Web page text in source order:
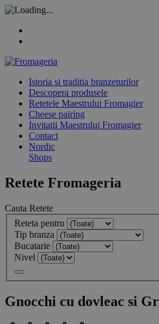
Istoria si traditia branzeturilor
Descopera produsele
Retetele Maestrului Fromagier
Cheese pairing
Invitatii Maestrului Fromagier
Contact
Nordic
Shops
Retete Fromageria
Cauta Retete
Reteta pentru
Tip branza
Bucatarie
Nivel
Gnocchi cu dovleac si